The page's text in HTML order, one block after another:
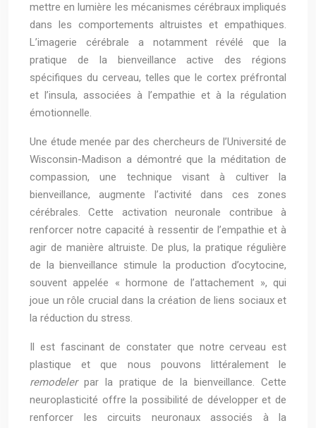
mettre en lumière les mécanismes cérébraux impliqués
dans les comportements altruistes et empathiques.
L’imagerie cérébrale a notamment révélé que la
pratique de la bienveillance active des régions
spécifiques du cerveau, telles que le cortex préfrontal
et l’insula, associées à l’empathie et à la régulation
émotionnelle.
Une étude menée par des chercheurs de l’Université de
Wisconsin-Madison a démontré que la méditation de
compassion, une technique visant à cultiver la
bienveillance, augmente l’activité dans ces zones
cérébrales. Cette activation neuronale contribue à
renforcer notre capacité à ressentir de l’empathie et à
agir de manière altruiste. De plus, la pratique régulière
de la bienveillance stimule la production d’ocytocine,
souvent appelée « hormone de l’attachement », qui
joue un rôle crucial dans la création de liens sociaux et
la réduction du stress.
Il est fascinant de constater que notre cerveau est
plastique et que nous pouvons littéralement le
remodeler par la pratique de la bienveillance. Cette
neuroplasticité offre la possibilité de développer et de
renforcer les circuits neuronaux associés à la